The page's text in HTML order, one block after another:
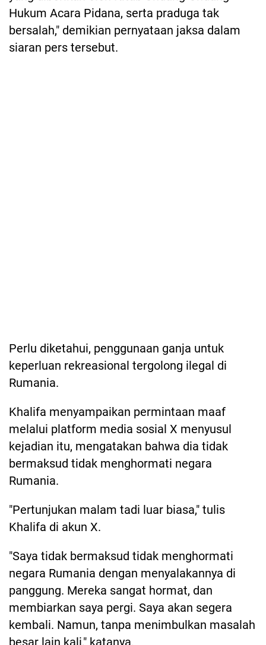
Hukum Acara Pidana, serta praduga tak
bersalah," demikian pernyataan jaksa dalam
siaran pers tersebut.
Perlu diketahui, penggunaan ganja untuk
keperluan rekreasional tergolong ilegal di
Rumania.
Khalifa menyampaikan permintaan maaf
melalui platform media sosial X menyusul
kejadian itu, mengatakan bahwa dia tidak
bermaksud tidak menghormati negara
Rumania.
"Pertunjukan malam tadi luar biasa," tulis
Khalifa di akun X.
"Saya tidak bermaksud tidak menghormati
negara Rumania dengan menyalakannya di
panggung. Mereka sangat hormat, dan
membiarkan saya pergi. Saya akan segera
kembali. Namun, tanpa menimbulkan masalah